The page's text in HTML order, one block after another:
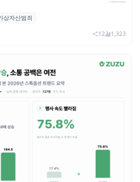
상자산 보유자 대상 폭력
탈취액 3000만 달러 돌파
상자산범죄
12 1,323